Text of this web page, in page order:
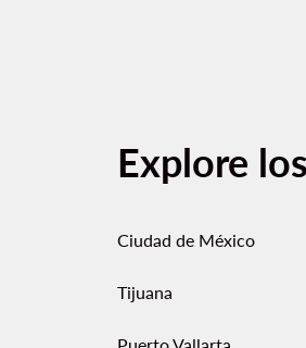
Explore
Ciudad de México
Tijuana